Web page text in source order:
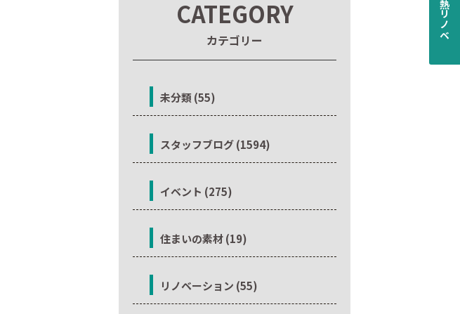
CATEGORY
カテゴリー
未分類 (55)
スタッフブログ (1594)
イベント (275)
住まいの素材 (19)
リノベーション (55)
断熱リノベ